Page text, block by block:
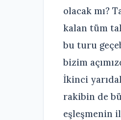
olacak mı?
kalan tüm
bu turu
bizim
İkinci
rakibin de
eşleşmenin